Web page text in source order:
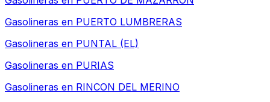
Gasolineras en PUERTO LUMBRERAS
Gasolineras en PUNTAL (EL)
Gasolineras en PURIAS
Gasolineras en RINCON DEL MERINO